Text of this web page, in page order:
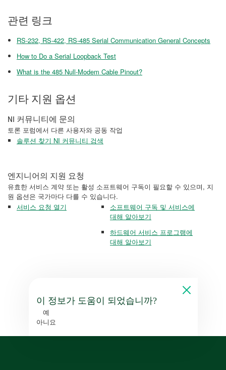
관련 링크
RS-232, RS-422, RS-485 Serial Communication General Concepts
How to Do a Serial Loopback Test
What is the 485 Null-Modem Cable Pinout?
기타 지원 옵션
NI 커뮤니티에 문의
토론 포럼에서 다른 사용자와 공동 작업
솔루션 찾기 NI 커뮤니티 검색
엔지니어의 지원 요청
유효한 서비스 계약 또는 활성 소프트웨어 구독이 필요할 수 있으며, 지
원 옵션은 국가마다 다를 수 있습니다.
서비스 요청 열기
소프트웨어 구독 및 서비스에
대해 알아보기
하드웨어 서비스 프로그램에
대해 알아보기
이 정보가 도움이 되었습니까?
예
아니요